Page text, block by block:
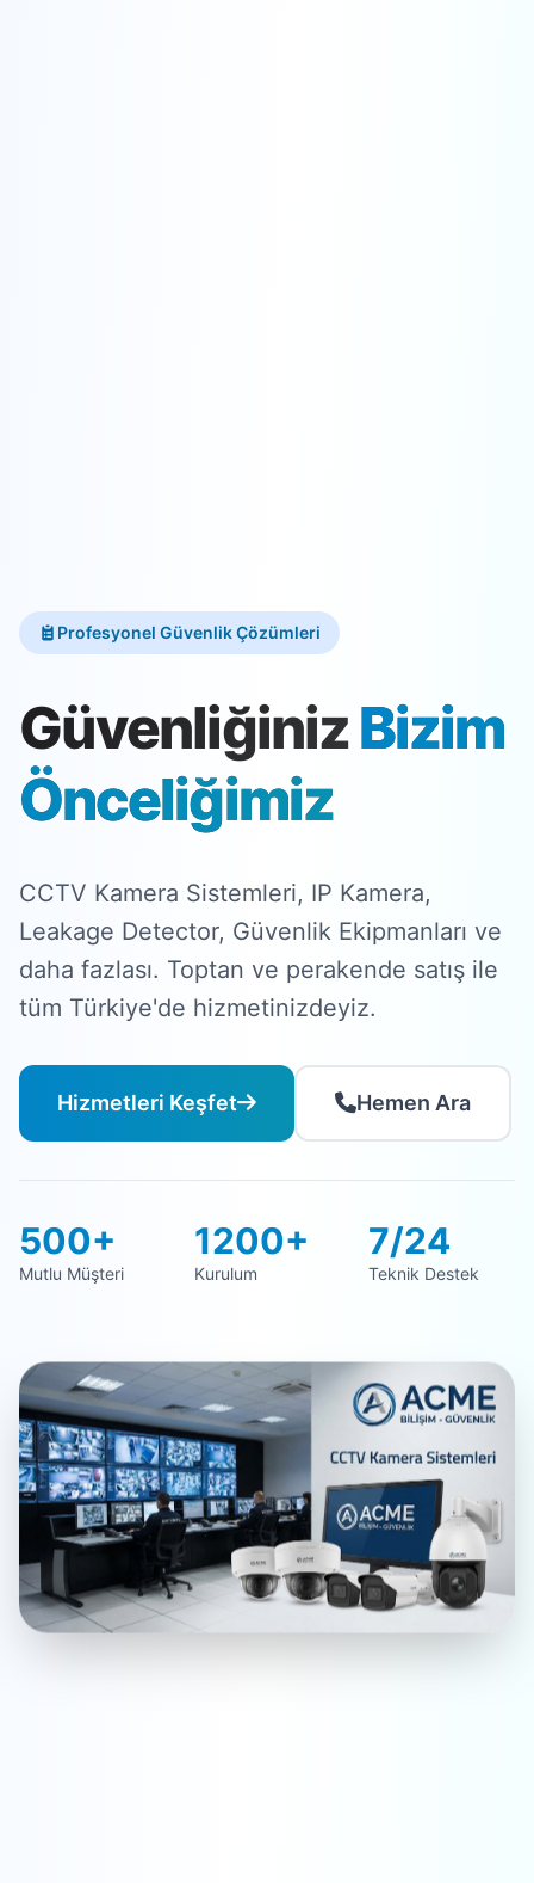
Profesyonel Güvenlik Çözümleri
GüvenliğinizBizim
Önceliğimiz
CCTV Kamera Sistemleri, IP Kamera,
Leakage Detector, Güvenlik Ekipmanları ve
daha fazlası. Toptan ve perakende satış ile
tüm Türkiye'de hizmetinizdeyiz.
Hizmetleri Keşfet Hemen Ara
500+
Mutlu Müşteri
1200+
Kurulum
7/24
Teknik Destek